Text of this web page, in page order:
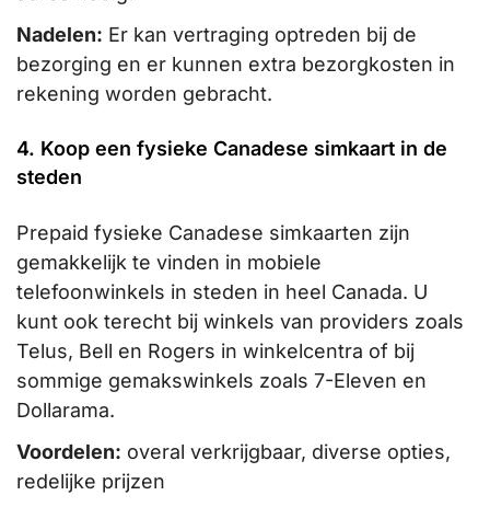
Nadelen: Er kan vertraging optreden bij de
bezorging en er kunnen extra bezorgkosten in
rekening worden gebracht.
4. Koop een fysieke Canadese simkaart in de
steden
Prepaid fysieke Canadese simkaarten zijn
gemakkelijk te vinden in mobiele
telefoonwinkels in steden in heel Canada. U
kunt ook terecht bij winkels van providers zoals
Telus, Bell en Rogers in winkelcentra of bij
sommige gemakswinkels zoals 7-Eleven en
Dollarama.
Voordelen: overal verkrijgbaar, diverse opties,
redelijke prijzen